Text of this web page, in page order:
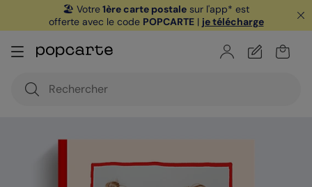
🏖️ Votre1ère carte postale sur l'app* est
offerte avec le code POPCARTE| je télécharge